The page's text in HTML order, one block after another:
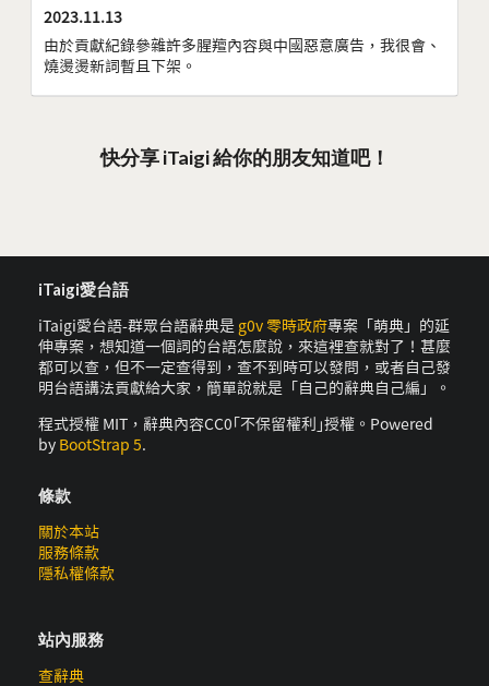
2023.11.13
由於貢獻紀錄參雜許多腥羶內容與中國惡意廣告，我很會、
燒燙燙新詞暫且下架。
快分享 iTaigi 給你的朋友知道吧！
iTaigi愛台語
iTaigi愛台語-群眾台語辭典是 g0v 零時政府專案「萌典」的延
伸專案，想知道一個詞的台語怎麼說，來這裡查就對了！甚麼
都可以查，但不一定查得到，查不到時可以發問，或者自己發
明台語講法貢獻給大家，簡單說就是「自己的辭典自己編」。
程式授權 MIT，辭典內容CC0｢不保留權利｣授權。Powered
by BootStrap 5.
條款
關於本站
服務條款
隱私權條款
站內服務
查辭典